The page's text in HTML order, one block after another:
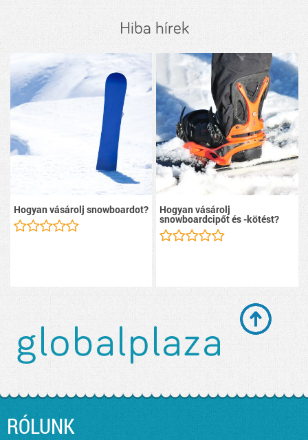
Hiba hírek
Hogyan vásárolj snowboardot? Hogyan vásárolj
snowboardcipőt és -kötést?
RÓLUNK